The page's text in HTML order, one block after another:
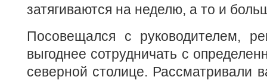
затягиваются на неделю, а то и
Посовещался с руководителем,
выгоднее сотрудничать с
северной столице. Рассматривали